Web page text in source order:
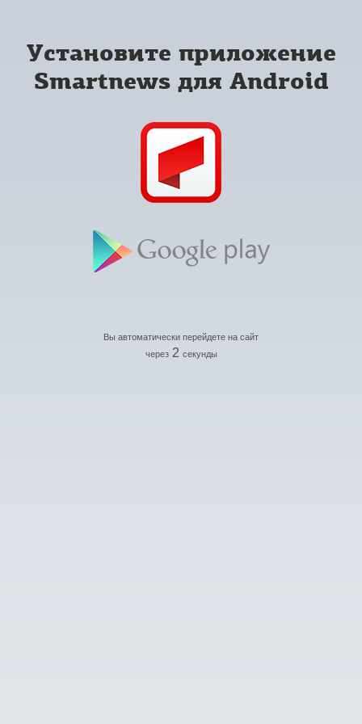
Установите приложение
Smartnews для Android
Вы автоматически перейдете на сайт
через 2 секунды